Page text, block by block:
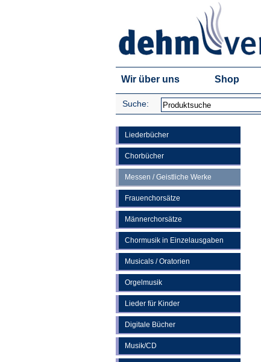
Wir über uns Shop
Suche:
Liederbücher
Chorbücher
Messen / Geistliche Werke
Frauenchorsätze
Männerchorsätze
Chormusik in Einzelausgaben
Musicals / Oratorien
Orgelmusik
Lieder für Kinder
Digitale Bücher
Musik/CD